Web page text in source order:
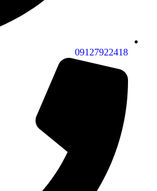
09127922418